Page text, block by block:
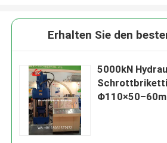
Erhalten Sie den
5000kN